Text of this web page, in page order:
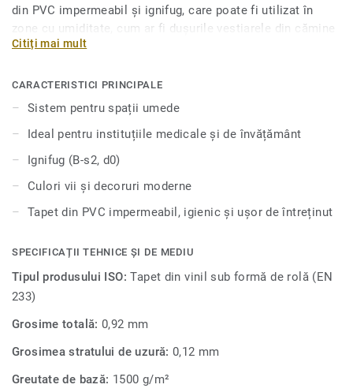
din PVC impermeabil și ignifug, care poate fi utilizat în
zone cu umiditate, cum ar fi dușurile vestiarele din cămine
și spitale.
Dacă sunteți în căutarea unui tapet pentru baie, trebuie să
întreținut, rezistent la zgârieturi și pete. Face parte dintr-un
sistem complet pentru camere cu umiditate ridicată ce
conține pardoseli și accesorii armonizate.
Citiți mai mult
CARACTERISTICI PRINCIPALE
Sistem pentru spații umede
Ideal pentru instituțiile medicale și de învățământ
Ignifug (B-s2, d0)
Culori vii și decoruri moderne
Tapet din PVC impermeabil, igienic și ușor de întreținut
SPECIFICAȚII TEHNICE ȘI DE MEDIU
Tipul produsului ISO:Tapet din vinil sub formă de rolă (EN
233)
Grosime totală:0,92 mm
Grosimea stratului de uzură:0,12 mm
Greutate de bază: 1500 g/m²